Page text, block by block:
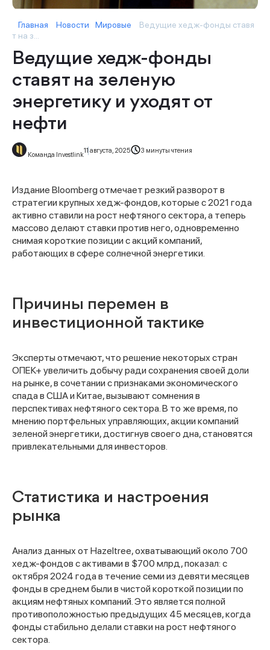
Главная Новости Мировые
Ведущие хедж-фонды ставя
т на з...
Ведущие хедж-фонды
ставят на зеленую
энергетику и уходят от
нефти
Команда Investlink
11 августа, 2025 3 минуты чтения
Издание Bloomberg отмечает резкий разворот в
стратегии крупных хедж-фондов, которые с 2021 года
активно ставили на рост нефтяного сектора, а теперь
массово делают ставки против него, одновременно
снимая короткие позиции с акций компаний,
работающих в сфере солнечной энергетики.
Причины перемен в
инвестиционной тактике
Эксперты отмечают, что решение некоторых стран
ОПЕК+ увеличить добычу ради сохранения своей доли
на рынке, в сочетании с признаками экономического
спада в США и Китае, вызывают сомнения в
перспективах нефтяного сектора. В то же время, по
мнению портфельных управляющих, акции компаний
зеленой энергетики, достигнув своего дна, становятся
привлекательными для инвесторов.
Статистика и настроения
рынка
Анализ данных от Hazeltree, охватывающий около 700
хедж-фондов с активами в $700 млрд, показал: с
октября 2024 года в течение семи из девяти месяцев
фонды в среднем были в чистой короткой позиции по
акциям нефтяных компаний. Это является полной
противоположностью предыдущих 45 месяцев, когда
фонды стабильно делали ставки на рост нефтяного
сектора.